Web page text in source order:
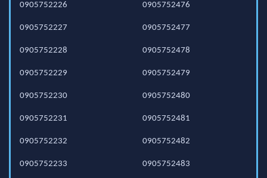
0905752226
0905752227
0905752228
0905752229
0905752230
0905752231
0905752232
0905752233
0905752476
0905752477
0905752478
0905752479
0905752480
0905752481
0905752482
0905752483